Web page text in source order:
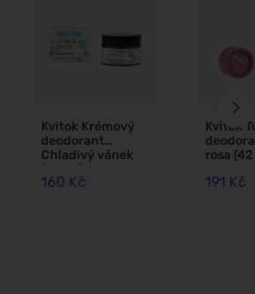
Kvitok Krémový
deodorant
Chladivý vánek
(30 ml) - vhodný
pro ženy i muže
160 Kč
Kvitok
rosa
hodin
191 Kč